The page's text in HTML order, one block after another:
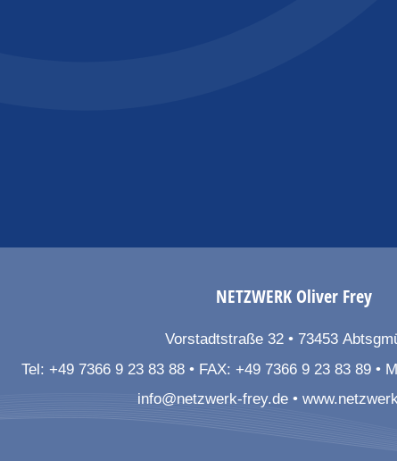
NETZWERKOliver Frey
Vorstadtstraße 32 73453
Tel: +49 7366 9 23 83 88 FAX: +49 7366 9 23 83 89
info@netzwerk-frey.de